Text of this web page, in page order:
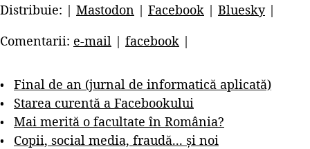
Distribuie: | Mastodon | Facebook | Bluesky|
Comentarii: e-mail | facebook |
Final de an (jurnal de informatică aplicată)
Starea curentă a Facebookului
Mai merită o facultate în România?
Copii, social media, fraudă... și noi